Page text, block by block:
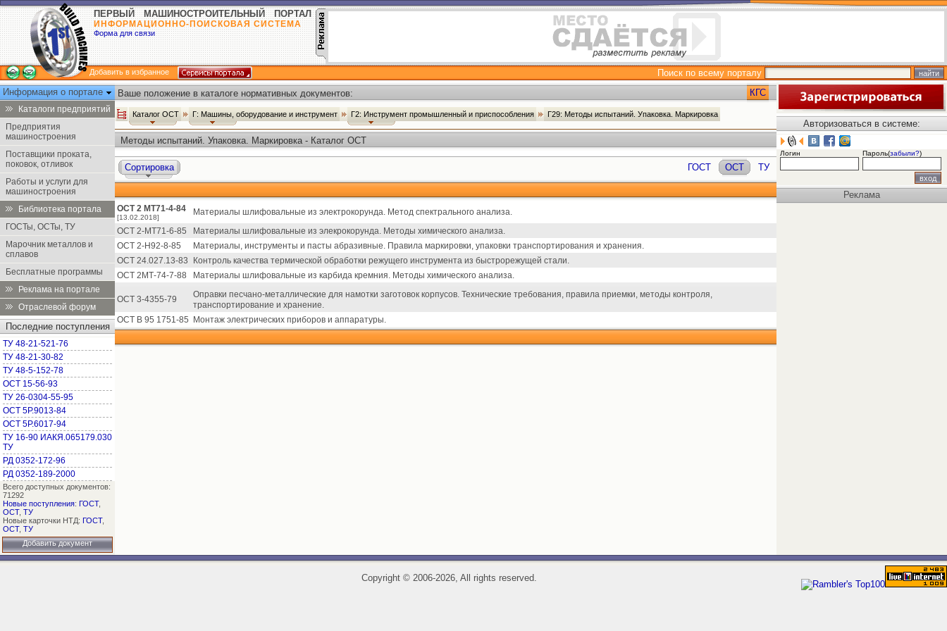
ПЕРВЫЙ МАШИНОСТРОИТЕЛЬНЫЙ ПОРТАЛ
ИНФОРМАЦИОННО-ПОИСКОВАЯ СИСТЕМА
Форма для связи
Добавить в избранное
Поиск по всему порталу
Информация о портале
Каталоги предприятий
Предприятия
машиностроения
Поставщики проката,
поковок, отливок
Работы и услуги для
машиностроения
Библиотека портала
ГОСТы, ОСТы, ТУ
Марочник металлов и
сплавов
Бесплатные программы
Реклама на портале
Отраслевой форум
Последние поступления
ТУ 48-21-521-76
ТУ 48-21-30-82
ТУ 48-5-152-78
ОСТ 15-56-93
ТУ 26-0304-55-95
ОСТ 5Р.9013-84
ОСТ 5Р.6017-94
ТУ 16-90 ИАКЯ.065179.030
ТУ
РД 0352-172-96
РД 0352-189-2000
Всего доступных документов:
71292
Новые поступления: ГОСТ,
ОСТ, ТУ
Новые карточки НТД: ГОСТ,
ОСТ, ТУ
Добавить документ
Ваше положение в каталоге нормативных документов: КГС
Каталог ОСТ Г: Машины, оборудование и инструмент Г2: Инструмент промышленный и приспособления Г29: Методы испытаний. Упаковка. Маркировка
Методы испытаний. Упаковка. Маркировка - Каталог ОСТ
Сортировка ГОСТ ОСТ ТУ
ОСТ 2 МТ71-4-84
[13.02.2018]
Материалы шлифовальные из электрокорунда. Метод спектрального анализа.
ОСТ 2-МТ71-6-85
Материалы шлифовальные из элекрокорунда. Методы химического анализа.
ОСТ 2-Н92-8-85
Материалы, инструменты и пасты абразивные. Правила маркировки, упаковки транспортирования и хранения.
ОСТ 24.027.13-83
Контроль качества термической обработки режущего инструмента из быстрорежущей стали.
ОСТ 2МТ-74-7-88
Материалы шлифовальные из карбида кремния. Методы химического анализа.
ОСТ 3-4355-79
Оправки песчано-металлические для намотки заготовок корпусов. Технические требования, правила приемки, методы контроля,
транспортирование и хранение.
ОСТ В 95 1751-85
Монтаж электрических приборов и аппаратуры.
Авторизоваться в системе:
Логин Пароль(забыли?)
Реклама
Copyright ©2006-2026, All rights reserved.